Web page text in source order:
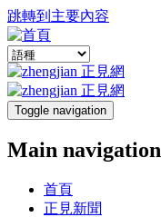
跳轉到主要內容
Toggle navigation
Main navigation
首頁
正見新聞